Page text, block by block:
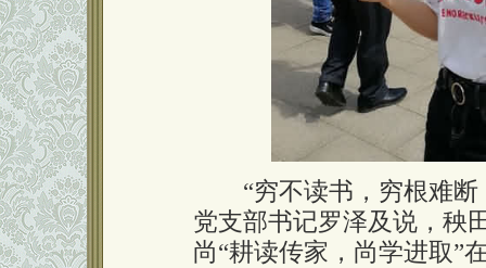
“穷不读书，穷根难断
党支部书记罗泽及说，秧
尚“耕读传家，尚学进取”